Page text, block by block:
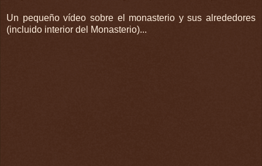
Un pequeño vídeo sobre el monasterio y sus alrededores
(incluido interior del Monasterio)...